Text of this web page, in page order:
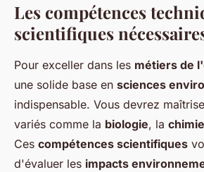
Les compétences
scientifiques
Pour exceller dans les métiers de
une solide base en sciences
indispensable. Vous devrez
variés comme la biologie, la chimie
Ces compétences scientifiques
d'évaluer les impacts